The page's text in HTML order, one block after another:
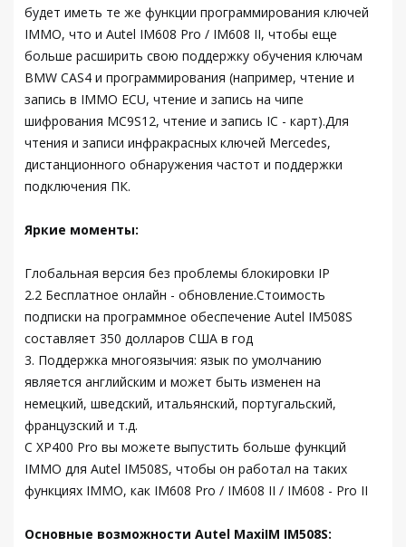
будет иметь те же функции программирования ключей
IMMO, что и Autel IM608 Pro / IM608 II, чтобы еще
больше расширить свою поддержку обучения ключам
BMW CAS4 и программирования (например, чтение и
запись в IMMO ECU, чтение и запись на чипе
шифрования MC9S12, чтение и запись IC - карт).Для
чтения и записи инфракрасных ключей Mercedes,
дистанционного обнаружения частот и поддержки
подключения ПК.
Яркие моменты:
Глобальная версия без проблемы блокировки IP
2.2 Бесплатное онлайн - обновление.Стоимость
подписки на программное обеспечение Autel IM508S
составляет 350 долларов США в год
3. Поддержка многоязычия: язык по умолчанию
является английским и может быть изменен на
немецкий, шведский, итальянский, португальский,
французский и т.д.
С XP400 Pro вы можете выпустить больше функций
IMMO для Autel IM508S, чтобы он работал на таких
функциях IMMO, как IM608 Pro / IM608 II / IM608 - Pro II
Основные возможности Autel MaxiIM IM508S: